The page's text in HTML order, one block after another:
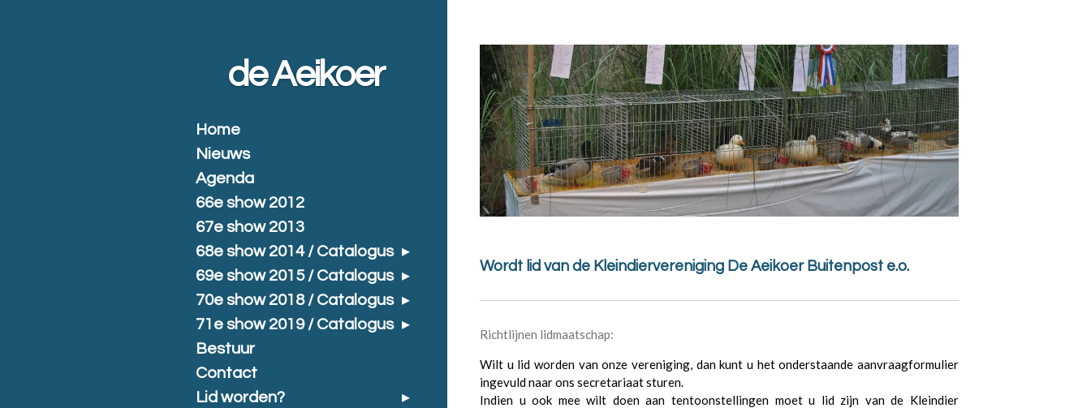
Wordt lid van de Kleindiervereniging De Aeikoer Buitenpost e.o.
Richtlijnen lidmaatschap:
Wilt u lid worden van onze vereniging, dan kunt u het onderstaande aanvraagformulier
ingevuld naar ons secretariaat sturen.
Indien u ook mee wilt doen aan tentoonstellingen moet u lid zijn van de Kleindier
de Aeikoer
Home
Nieuws
Agenda
66e show 2012
67e show 2013
68e show 2014 / Catalogus
69e show 2015 / Catalogus
70e show 2018 / Catalogus
71e show 2019 / Catalogus
Bestuur
Contact
Lid worden?